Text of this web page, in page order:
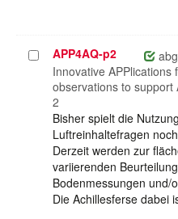
Projekt
auswählen
APP4AQ-p2
Innovative
observations to
2
Bisher spielt die
Luftreinhaltefragen
Derzeit werden zur
variierenden
Bodenmessungen und/
Die Achillesferse dabei